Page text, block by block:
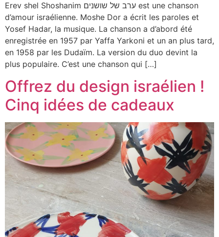
Erev shel Shoshanim ערב של שושנים est une chanson
d’amour israélienne. Moshe Dor a écrit les paroles et
Yosef Hadar, la musique. La chanson a d’abord été
enregistrée en 1957 par Yaffa Yarkoni et un an plus tard,
en 1958 par les Dudaïm. La version du duo devint la
plus populaire. C’est une chanson qui […]
Offrez du design israélien !
Cinq idées de cadeaux